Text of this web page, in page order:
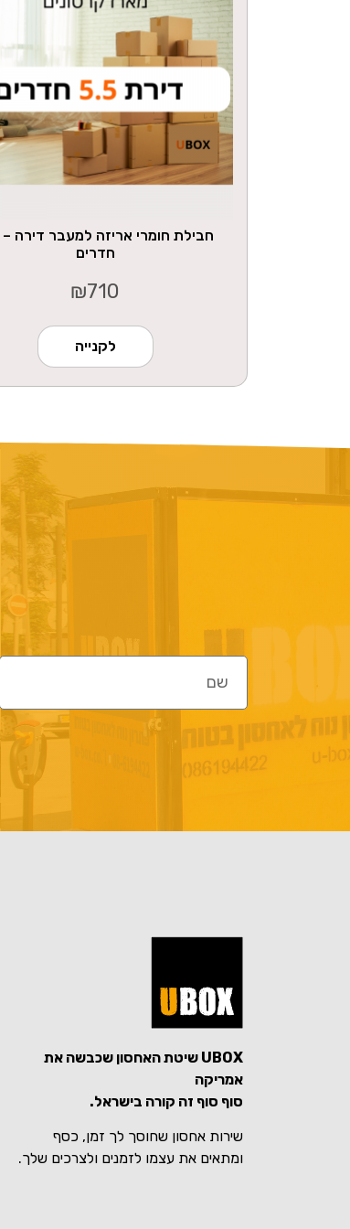
חדרים
₪710
לקנייה
UBOX שיטת האחסון שכבשה את
אמריקה
סוף סוף זה קורה בישראל.
שירות אחסון שחוסך לך זמן, כסף
ומתאים את עצמו לזמנים ולצרכים שלך.